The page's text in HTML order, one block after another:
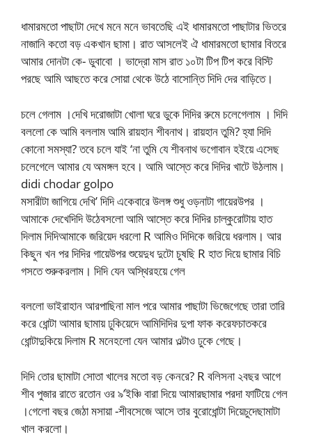
ধামারমতো পাছাটা দেখে মনে মনে ভাবতেছি এই ধামারমতো পাছাটার ভিতরে
নাজানি কতো বড় একখান ছামা। রাত আসলেই ঐ ধামারমতো ছামার বিতরে
আমার দোনটা কে- ডুবাবো । ভাদ্রো মাস রাত ১০টা টিপ টিপ করে বিস্টি
পরছে আমি আছতে করে সোয়া থেকে উঠে বাসোন্তি দিদি দের বাড়িতে।
চলে গেলাম ।দেখি দরোজাটা খোলা ঘরে ডুকে দিদির রুমে চলেগেলাম । দিদি
বললো কে আমি বললাম আমি রায়হান শীবনাথ। রায়হান তুমি? হ্যা দিদি
কোনো সমস্যা? তবে চলে যাই ‘না তুমি যে শীবনাথ ভগোবান হইয়ে এসেছ
চলেগেলে আমার যে অমঙ্গল হবে। আমি আস্তে করে দিদির খাটে উঠলাম।
didi chodar golpo
মসারীটা জাগিয়ে দেখি’ দিদি একেবারে উলঙ্গ শুধু ওড়নাটা গায়েরউপর ।
আমাকে দেখেদিদি উঠেবসলো আমি আস্তে করে দিদির চাল্কুরোটায় হাত
দিলাম দিদিআমাকে জরিয়েদ ধরলো R আমিও দিদিকে জরিয়ে ধরলাম। আর
কিছুন খন পর দিদির গায়েউপর শুয়েদুধ দুটো চুষছি R হাত দিয়ে ছামার বিচি
গসতে শুরুকরলাম। দিদি যেন অস্থিরহয়ে গেল
বললো ভাইরাহান আরপাছিনা মাল পরে আমার পাছাটা ভিজেগেছে তারা তারি
করে ধোন্টা আমার ছামায় ঢুকিয়েদে আমিদিদির দুপা ফাক করেফচাতকরে
ধোন্টাদুকিয়ে দিলাম R মনেহলো যেন আমার ওল্টাও ঢুকে গেছে।
দিদি তোর ছামাটা সোতা খালের মতো বড় কেনরে? R বলিসনা ২বছর আগে
শীব পুজার রাতে রতোন ওর ৯’ইঞ্চি বারা দিয়ে আমারছামার পরদা ফাটিয়ে গেল
।গেলো বছর জেঠা মসায়া -শীবসেজে আসে তার বুরোধোন্টা দিয়েচুদেছামাটা
খাল করলো।